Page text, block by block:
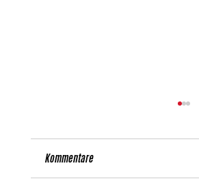
Kommentare